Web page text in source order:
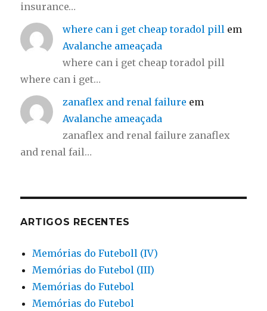
insurance…
where can i get cheap toradol pill em
Avalanche ameaçada
where can i get cheap toradol pill
where can i get…
zanaflex and renal failure em
Avalanche ameaçada
zanaflex and renal failure zanaflex
and renal fail…
ARTIGOS RECENTES
Memórias do Futeboll (IV)
Memórias do Futebol (III)
Memórias do Futebol
Memórias do Futebol